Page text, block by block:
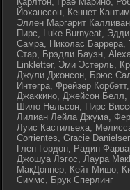
Йоханссон, Кеннет
Эллен Маргарит
Пирс, Luke Burnyeat,
Самра, Николас
Стар, Брэдли Бауэн,
Linkletter, Эми Эстерль,
Джули Джонсон, Брюс
Интегра, Фрейзер
Джаккино, Джейсон Белл,
Шило Нельсон, Пирс
Лилиан Лейла Джума,
Луис Кастильеха,
Corrientes, Gracie
Глен Гордон, Радин
Джошуа Лэгос, Лаура
МакДоннер, Кейт Мишо,
Симмс, Брук Сперлинг